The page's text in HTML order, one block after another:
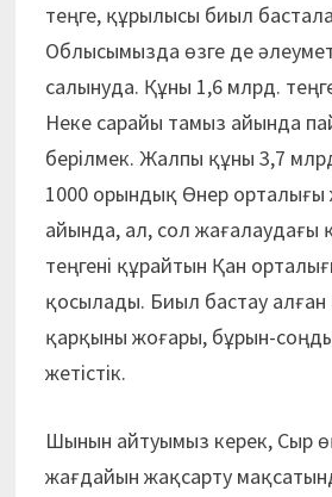
теңге, құрылысы биыл
Облысымызда өзге де
салынуда. Құны 1,6 млрд.
Неке сарайы тамыз айында
берілмек. Жалпы құны 3,7
1000 орындық Өнер орталығы
айында, ал, сол жағалаудағы
теңгені құрайтын Қан
қосылады. Биыл бастау
қарқыны жоғары, бұрын-
жетістік.
Шынын айтуымыз керек, Сыр
жағдайын жақсарту